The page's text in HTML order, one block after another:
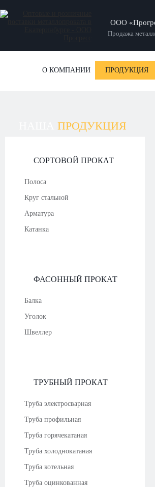
ООО
Продажа
О КОМПАНИИ ПРОДУКЦИЯ
ПРОДУКЦИЯ
СОРТОВОЙ ПРОКАТ
Полоса
Круг стальной
Арматура
Катанка
ФАСОННЫЙ ПРОКАТ
Балка
Уголок
Швеллер
ТРУБНЫЙ ПРОКАТ
Труба электросварная
Труба профильная
Труба горячекатаная
Труба холоднокатаная
Труба котельная
Труба оцинкованная